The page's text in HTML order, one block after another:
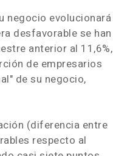
negocio evolucionará
desfavorable se han
anterior al 11,6%,
de empresarios
de su negocio,
(diferencia entre
respecto al